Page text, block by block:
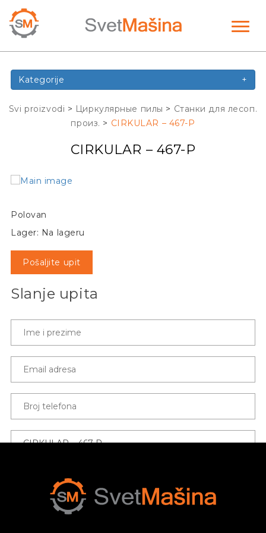
Kategorije +
Svi proizvodi > Циркулярные пилы > Станки для лесоп.
произ. > CIRKULAR – 467-P
CIRKULAR – 467-P
Polovan
Lager: Na lageru
Pošaljite upit
Slanje upita